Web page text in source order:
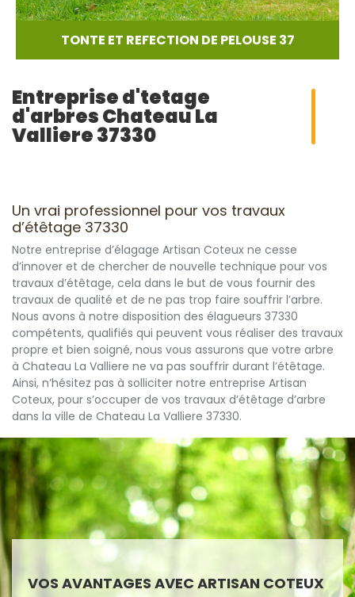
TONTE ET REFECTION DE PELOUSE 37
Entreprise d'tetage
d'arbres Chateau La
Valliere 37330
Un vrai professionnel pour vos travaux
d’étêtage 37330
Notre entreprise d’élagage Artisan Coteux ne cesse
d’innover et de chercher de nouvelle technique pour vos
travaux d’étêtage, cela dans le but de vous fournir des
travaux de qualité et de ne pas trop faire souffrir l’arbre.
Nous avons à notre disposition des élagueurs 37330
compétents, qualifiés qui peuvent vous réaliser des travaux
propre et bien soigné, nous vous assurons que votre arbre
à Chateau La Valliere ne va pas souffrir durant l’étêtage.
Ainsi, n’hésitez pas à solliciter notre entreprise Artisan
Coteux, pour s’occuper de vos travaux d’étêtage d’arbre
dans la ville de Chateau La Valliere 37330.
VOS AVANTAGES AVEC ARTISAN COTEUX